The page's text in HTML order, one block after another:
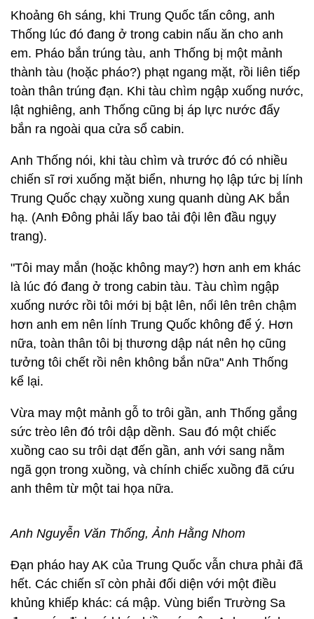
Khoảng 6h sáng, khi Trung Quốc tấn công, anh
Thống lúc đó đang ở trong cabin nấu ăn cho anh
em. Pháo bắn trúng tàu, anh Thống bị một mảnh
thành tàu (hoặc pháo?) phạt ngang mặt, rồi liên tiếp
toàn thân trúng đạn. Khi tàu chìm ngập xuống nước,
lật nghiêng, anh Thống cũng bị áp lực nước đẩy
bắn ra ngoài qua cửa sổ cabin.
Anh Thống nói, khi tàu chìm và trước đó có nhiều
chiến sĩ rơi xuống mặt biển, nhưng họ lập tức bị lính
Trung Quốc chạy xuồng xung quanh dùng AK bắn
hạ. (Anh Đông phải lấy bao tải đội lên đầu ngụy
trang).
"Tôi may mắn (hoặc không may?) hơn anh em khác
là lúc đó đang ở trong cabin tàu. Tàu chìm ngập
xuống nước rồi tôi mới bị bật lên, nổi lên trên chậm
hơn anh em nên lính Trung Quốc không để ý. Hơn
nữa, toàn thân tôi bị thương dập nát nên họ cũng
tưởng tôi chết rồi nên không bắn nữa" Anh Thống
kể lại.
Vừa may một mảnh gỗ to trôi gần, anh Thống gắng
sức trèo lên đó trôi dập dềnh. Sau đó một chiếc
xuồng cao su trôi dạt đến gần, anh với sang nằm
ngã gọn trong xuồng, và chính chiếc xuồng đã cứu
anh thêm từ một tai họa nữa.
Anh Nguyễn Văn Thống, Ảnh Hằng Nhom
Đạn pháo hay AK của Trung Quốc vẫn chưa phải đã
hết. Các chiến sĩ còn phải đối diện với một điều
khủng khiếp khác: cá mập. Vùng biển Trường Sa